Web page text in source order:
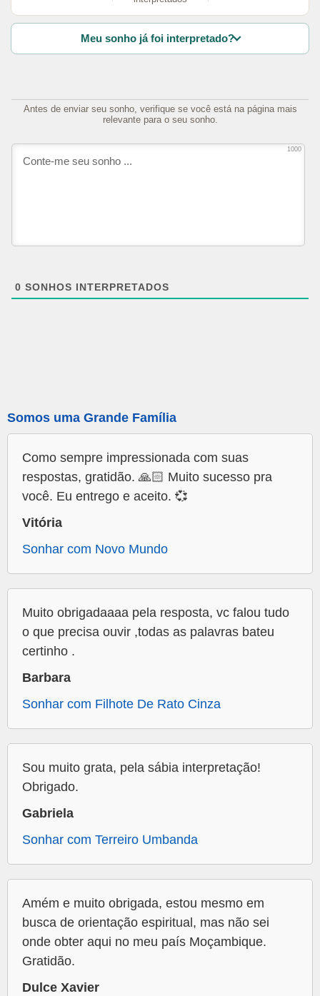
Meu sonho já foi interpretado?
Antes de enviar seu sonho, verifique se você está na página mais
relevante para o seu sonho.
1000
0 SONHOS INTERPRETADOS
Somos uma Grande Família
Como sempre impressionada com suas
respostas, gratidão. 🙏🏻 Muito sucesso pra
você. Eu entrego e aceito. 💞
Vitória
Sonhar com Novo Mundo
Muito obrigadaaaa pela resposta, vc falou tudo
o que precisa ouvir ,todas as palavras bateu
certinho .
Barbara
Sonhar com Filhote De Rato Cinza
Sou muito grata, pela sábia interpretação!
Obrigado.
Gabriela
Sonhar com Terreiro Umbanda
Amém e muito obrigada, estou mesmo em
busca de orientação espiritual, mas não sei
onde obter aqui no meu país Moçambique.
Gratidão.
Dulce Xavier